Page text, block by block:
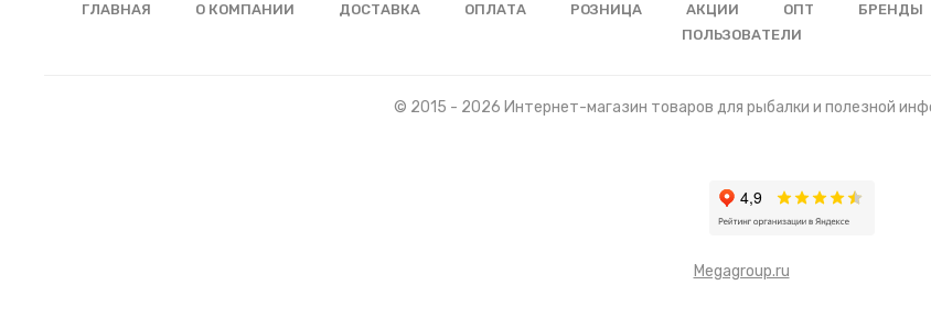
ГЛАВНАЯ О КОМПАНИИ ДОСТАВКА ОПЛАТА РОЗНИЦА АКЦИИ ОПТ БРЕНДЫ
ПОЛЬЗОВАТЕЛИ
© 2015 - 2026 Интернет-магазин товаров для рыбалки и полезной
Megagroup.ru